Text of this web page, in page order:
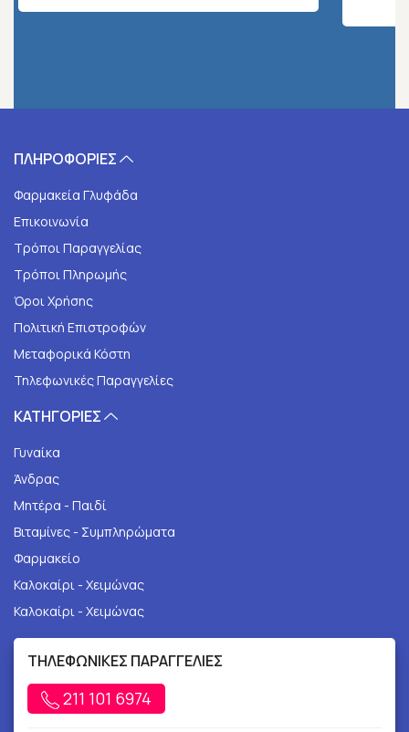
ΠΛΗΡΟΦΟΡΙΕΣ
Φαρμακεία Γλυφάδα
Επικοινωνία
Τρόποι Παραγγελίας
Τρόποι Πληρωμής
Όροι Χρήσης
Πολιτική Επιστροφών
Μεταφορικά Κόστη
Τηλεφωνικές Παραγγελίες
ΚΑΤΗΓΟΡΙΕΣ
Γυναίκα
Άνδρας
Μητέρα - Παιδί
Βιταμίνες - Συμπληρώματα
Φαρμακείο
Καλοκαίρι - Χειμώνας
Καλοκαίρι - Χειμώνας
ΤΗΛΕΦΩΝΙΚΕΣ ΠΑΡΑΓΓΕΛΙΕΣ
211 101 6974